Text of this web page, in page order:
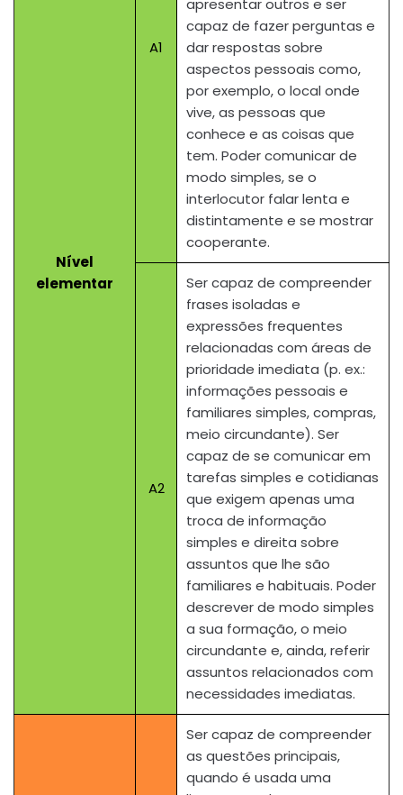
Nível
elementar
A1
capaz de fazer perguntas e
dar respostas sobre
aspectos pessoais como,
por exemplo, o local onde
vive, as pessoas que
conhece e as coisas que
tem. Poder comunicar de
modo simples, se o
interlocutor falar lenta e
distintamente e se mostrar
cooperante.
A2
Ser capaz de compreender
frases isoladas e
expressões frequentes
relacionadas com áreas de
prioridade imediata (p. ex.:
informações pessoais e
familiares simples, compras,
meio circundante). Ser
capaz de se comunicar em
tarefas simples e cotidianas
que exigem apenas uma
troca de informação
simples e direita sobre
assuntos que lhe são
familiares e habituais. Poder
descrever de modo simples
a sua formação, o meio
circundante e, ainda, referir
assuntos relacionados com
necessidades imediatas.
Ser capaz de compreender
as questões principais,
quando é usada uma